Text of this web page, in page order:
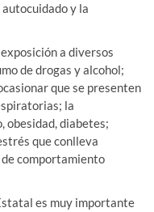
y la
a diversos
de drogas y alcohol;
que se presenten
la
obesidad, diabetes;
que conlleva
comportamiento
es muy importante